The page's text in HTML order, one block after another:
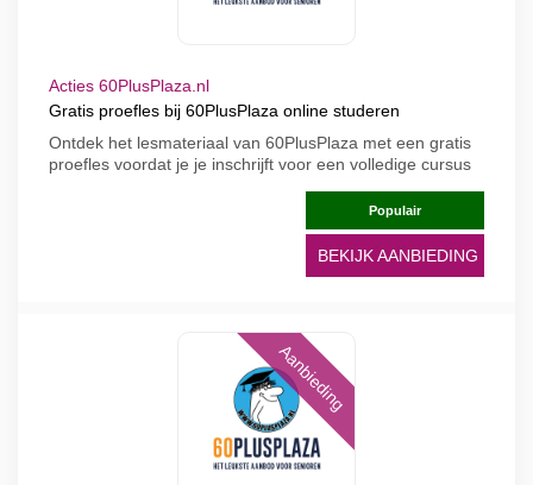
Acties 60PlusPlaza.nl
Gratis proefles bij 60PlusPlaza online studeren
Ontdek het lesmateriaal van 60PlusPlaza met een gratis
proefles voordat je je inschrijft voor een volledige cursus
Populair
BEKIJK AANBIEDING
Aanbieding